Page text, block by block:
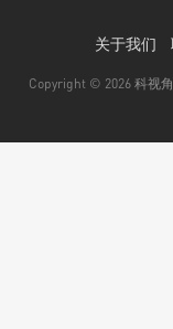
关于我们
Copyright © 2026 科视